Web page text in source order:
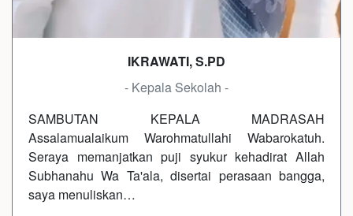
IKRAWATI, S.PD
- Kepala Sekolah -
SAMBUTAN KEPALA MADRASAH
Assalamualaikum Warohmatullahi Wabarokatuh.
Seraya memanjatkan puji syukur kehadirat Allah
Subhanahu Wa Ta'ala, disertai perasaan bangga,
saya menuliskan…